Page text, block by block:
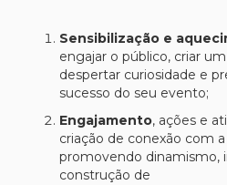
Sensibilização e
engajar o público, criar
despertar curiosidade e
sucesso do seu evento;
Engajamento, ações e
criação de conexão com
promovendo dinamismo,
construção de